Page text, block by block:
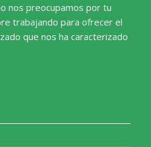
nos preocupamos por tu
trabajando para ofrecer el
que nos ha caracterizado